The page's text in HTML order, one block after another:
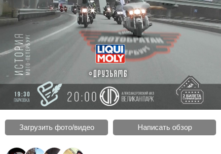
Загрузить фото/видео Написать обзор